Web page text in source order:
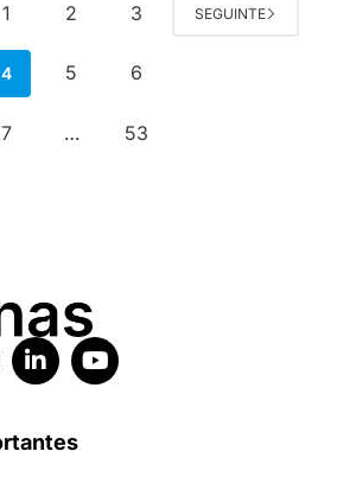
1 2 3
4 5 6
7 … 53
SEGUINTE